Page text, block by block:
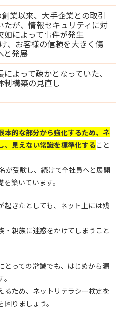
業以来、大手企業との取引
たが、情報セキュリティに対
如によって事件が発生
、お客様の信頼を大きく傷
と発展
よって疎かとなっていた、
制構築の見直し
本的な部分から強化するため、ネ
、見えない常識を標準化すること
が受験し、続けて全社員へと展開
築いています。
起きたとしても、ネット上には残
・親族に迷惑をかけてしまうこと
とっての常識でも、はじめから漏
るため、ネットリテラシー検定を
りましょう。